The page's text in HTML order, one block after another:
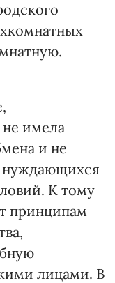
не имела
и не
нуждающихся
К тому
принципам
лицами. В